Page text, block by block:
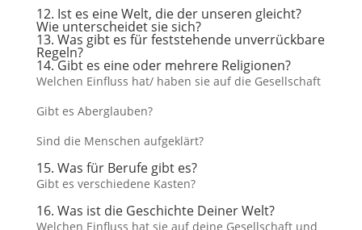
12. Ist es eine Welt, die der unseren gleicht?
Wie unterscheidet sie sich?
13. Was gibt es für feststehende unverrückbare
Regeln?
14. Gibt es eine oder mehrere Religionen?
Welchen Einfluss hat/ haben sie auf die Gesellschaft
Gibt es Aberglauben?
Sind die Menschen aufgeklärt?
15. Was für Berufe gibt es?
Gibt es verschiedene Kasten?
16. Was ist die Geschichte Deiner Welt?
Welchen Einfluss hat sie auf deine Gesellschaft und